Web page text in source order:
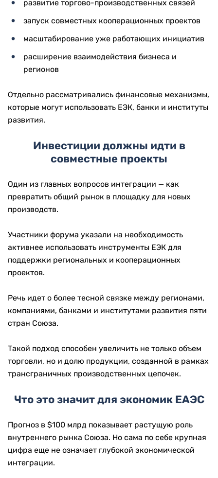
развитие торгово-производственных связей
запуск совместных кооперационных проектов
масштабирование уже работающих инициатив
расширение взаимодействия бизнеса и
регионов
Отдельно рассматривались финансовые механизмы,
которые могут использовать ЕЭК, банки и институты
развития.
Инвестиции должны идти в
совместные проекты
Один из главных вопросов интеграции — как
превратить общий рынок в площадку для новых
производств.
Участники форума указали на необходимость
активнее использовать инструменты ЕЭК для
поддержки региональных и кооперационных
проектов.
Речь идет о более тесной связке между регионами,
компаниями, банками и институтами развития пяти
стран Союза.
Такой подход способен увеличить не только объем
торговли, но и долю продукции, созданной в рамках
трансграничных производственных цепочек.
Что это значит для экономик ЕАЭС
Прогноз в $100 млрд показывает растущую роль
внутреннего рынка Союза. Но сама по себе крупная
цифра еще не означает глубокой экономической
интеграции.